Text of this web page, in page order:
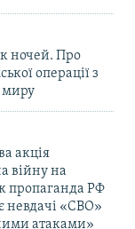
ночей. Про
операції з
миру
акція
війну на
пропаганда РФ
невдачі «СВО»
атаками»